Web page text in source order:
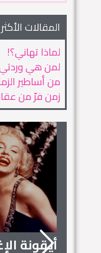
المقالات
لماذا تهاني؟!
لمن هي وردتي
من أساطير
زمن فرّ من
أيقونة